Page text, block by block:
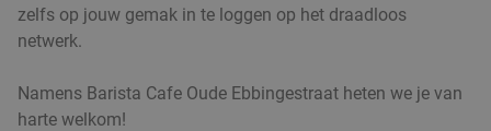
zelfs op jouw gemak in te loggen op het draadloos
netwerk.
Namens Barista Cafe Oude Ebbingestraat heten we je van
harte welkom!